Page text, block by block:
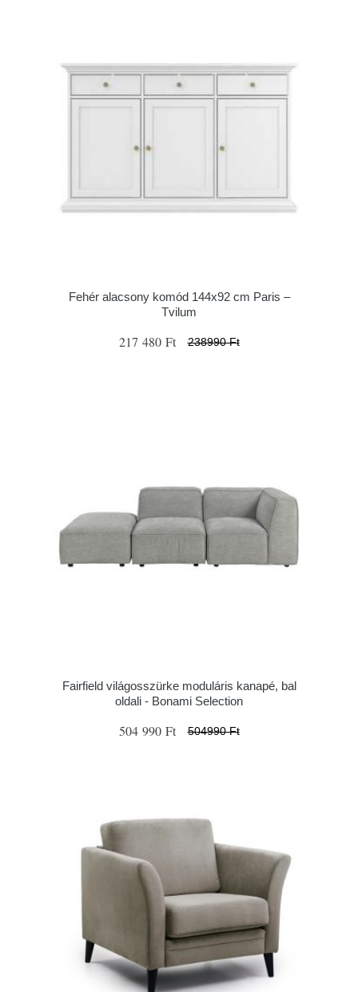
Fehér alacsony komód 144x92 cm Paris –
Tvilum
217 480 Ft 238990 Ft
Fairfield világosszürke moduláris kanapé, bal
oldali - Bonami Selection
504 990 Ft 504990 Ft